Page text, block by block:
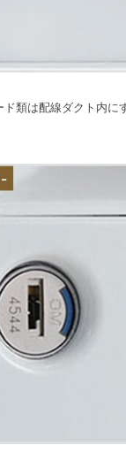
類は配線ダクト内に